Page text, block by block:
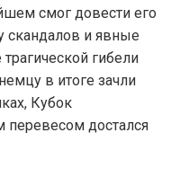
смог довести его
скандалов и явные
гибели
в итоге зачли
Кубок
перевесом достался